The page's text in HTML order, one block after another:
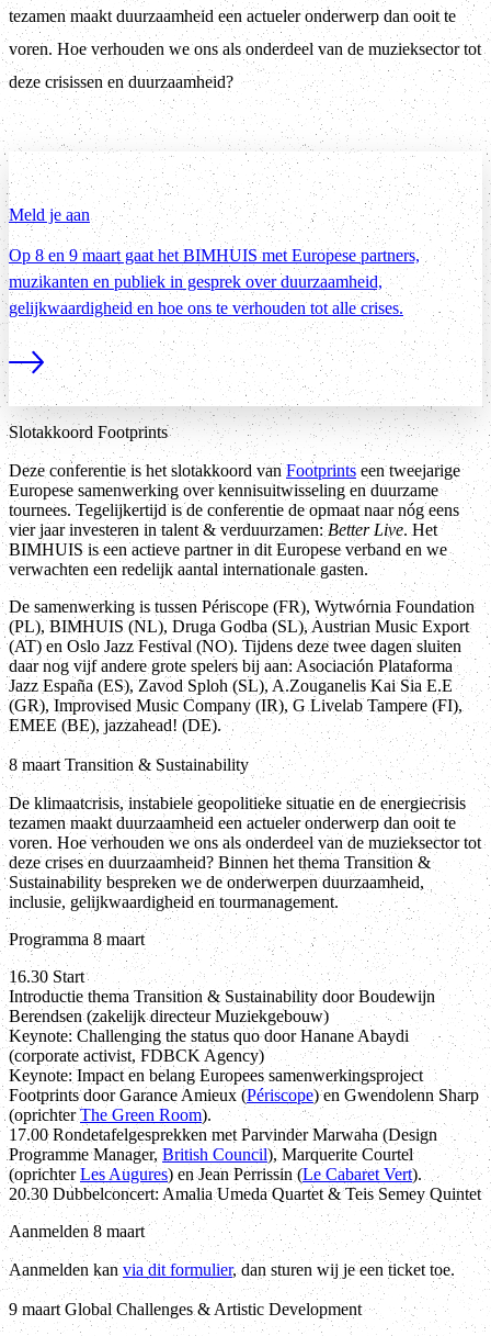
tezamen maakt duurzaamheid een actueler onderwerp dan ooit te
voren. Hoe verhouden we ons als onderdeel van de muzieksector tot
deze crisissen en duurzaamheid?
Meld je aan
Op 8 en 9 maart gaat het BIMHUIS met Europese partners,
muzikanten en publiek in gesprek over duurzaamheid,
gelijkwaardigheid en hoe ons te verhouden tot alle crises.
Lees meer
Slotakkoord Footprints
Deze conferentie is het slotakkoord vanFootprints een tweejarige
Europese samenwerking over kennisuitwisseling en duurzame
tournees. Tegelijkertijd is de conferentie de opmaat naar nóg eens
vier jaar investeren in talent & verduurzamen:Better Live. Het
BIMHUIS is een actieve partner in dit Europese verband en we
verwachten een redelijk aantal internationale gasten.
De samenwerking is tussen Périscope (FR), Wytwórnia Foundation
(PL), BIMHUIS (NL), Druga Godba (SL), Austrian Music Export
(AT) en Oslo Jazz Festival (NO). Tijdens deze twee dagen sluiten
daar nog vijf andere grote spelers bij aan: Asociación Plataforma
Jazz España (ES), Zavod Sploh (SL), A.Zouganelis Kai Sia E.E
(GR), Improvised Music Company (IR), G Livelab Tampere (FI),
EMEE (BE), jazzahead! (DE).
8 maart Transition & Sustainability
De klimaatcrisis, instabiele geopolitieke situatie en de energiecrisis
tezamen maakt duurzaamheid een actueler onderwerp dan ooit te
voren. Hoe verhouden we ons als onderdeel van de muzieksector tot
deze crises en duurzaamheid? Binnen het thema Transition &
Sustainability bespreken we de onderwerpen duurzaamheid,
inclusie, gelijkwaardigheid en tourmanagement.
Programma 8 maart
16.30 Start
Introductie thema Transition & Sustainability door Boudewijn
Berendsen (zakelijk directeur Muziekgebouw)
Keynote: Challenging the status quo door Hanane Abaydi
(corporate activist, FDBCK Agency)
Keynote: Impact en belang Europees samenwerkingsproject
Footprints door Garance Amieux (Périscope) en Gwendolenn Sharp
(oprichterThe Green Room).
17.00 Rondetafelgesprekken met Parvinder Marwaha (Design
Programme Manager,British Council), Marquerite Courtel
(oprichterLes Augures) en Jean Perrissin (Le Cabaret Vert).
20.30 Dubbelconcert: Amalia Umeda Quartet & Teis Semey Quintet
Aanmelden 8 maart
Aanmelden kanvia dit formulier, dan sturen wij je een ticket toe.
9 maart Global Challenges & Artistic Development